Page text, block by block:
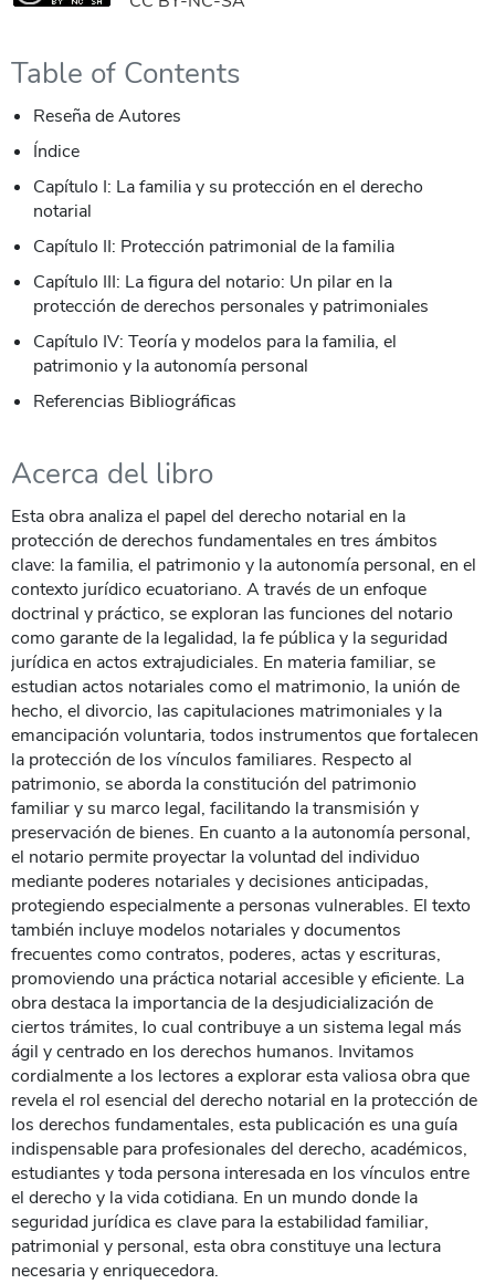
Table of Contents
Reseña de Autores
Índice
Capítulo I: La familia y su protección en el derecho
notarial
Capítulo II: Protección patrimonial de la familia
Capítulo III: La figura del notario: Un pilar en la
protección de derechos personales y patrimoniales
Capítulo IV: Teoría y modelos para la familia, el
patrimonio y la autonomía personal
Referencias Bibliográficas
Acerca del libro
Esta obra analiza el papel del derecho notarial en la
protección de derechos fundamentales en tres ámbitos
clave: la familia, el patrimonio y la autonomía personal, en el
contexto jurídico ecuatoriano. A través de un enfoque
doctrinal y práctico, se exploran las funciones del notario
como garante de la legalidad, la fe pública y la seguridad
jurídica en actos extrajudiciales. En materia familiar, se
estudian actos notariales como el matrimonio, la unión de
hecho, el divorcio, las capitulaciones matrimoniales y la
emancipación voluntaria, todos instrumentos que fortalecen
la protección de los vínculos familiares. Respecto al
patrimonio, se aborda la constitución del patrimonio
familiar y su marco legal, facilitando la transmisión y
preservación de bienes. En cuanto a la autonomía personal,
el notario permite proyectar la voluntad del individuo
mediante poderes notariales y decisiones anticipadas,
protegiendo especialmente a personas vulnerables. El texto
también incluye modelos notariales y documentos
frecuentes como contratos, poderes, actas y escrituras,
promoviendo una práctica notarial accesible y eficiente. La
obra destaca la importancia de la desjudicialización de
ciertos trámites, lo cual contribuye a un sistema legal más
ágil y centrado en los derechos humanos. Invitamos
cordialmente a los lectores a explorar esta valiosa obra que
revela el rol esencial del derecho notarial en la protección de
los derechos fundamentales, esta publicación es una guía
indispensable para profesionales del derecho, académicos,
estudiantes y toda persona interesada en los vínculos entre
el derecho y la vida cotidiana. En un mundo donde la
seguridad jurídica es clave para la estabilidad familiar,
patrimonial y personal, esta obra constituye una lectura
necesaria y enriquecedora.